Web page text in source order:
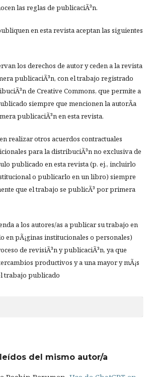
las reglas de publicaciÃ³n.
en esta revista aceptan las siguientes
los derechos de autor y ceden a la revista
publicaciÃ³n, con el trabajo registrado
de Creative Commons, que permite a
siempre que mencionen la autorÃ­a
publicaciÃ³n en esta revista.
realizar otros acuerdos contractuales
para la distribuciÃ³n no exclusiva de
publicado en esta revista (p. ej., incluirlo
o publicarlo en un libro) siempre
que el trabajo se publicÃ³ por primera
a los autores/as a publicar su trabajo en
en pÃ¡ginas institucionales o personales)
de revisiÃ³n y publicaciÃ³n, ya que
productivos y a una mayor y mÃ¡s
trabajo publicado
del mismo autor/a